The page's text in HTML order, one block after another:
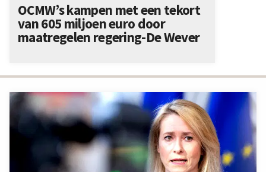
OCMW’s kampen met een tekort
van 605 miljoen euro door
maatregelen regering-De Wever